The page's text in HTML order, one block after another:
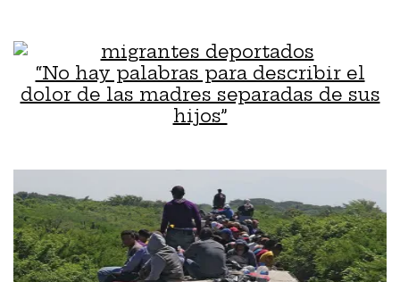
“No hay palabras para describir el
dolor de las madres separadas de sus
hijos”